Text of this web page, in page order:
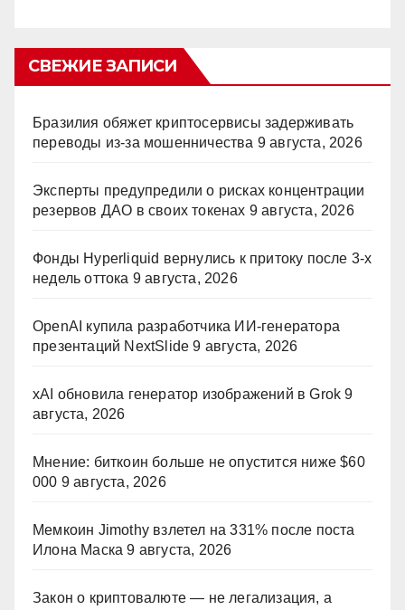
СВЕЖИЕ ЗАПИСИ
Бразилия обяжет криптосервисы задерживать
переводы из-за мошенничества 9 августа, 2026
Эксперты предупредили о рисках концентрации
резервов ДАО в своих токенах 9 августа, 2026
Фонды Hyperliquid вернулись к притоку после 3-х
недель оттока 9 августа, 2026
OpenAI купила разработчика ИИ-генератора
презентаций NextSlide 9 августа, 2026
xAI обновила генератор изображений в Grok 9
августа, 2026
Мнение: биткоин больше не опустится ниже $60
000 9 августа, 2026
Мемкоин Jimothy взлетел на 331% после поста
Илона Маска 9 августа, 2026
Закон о криптовалюте — не легализация, а